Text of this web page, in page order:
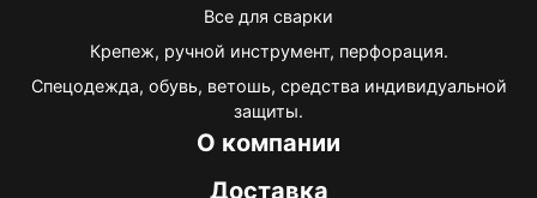
Все для сварки
Крепеж, ручной инструмент, перфорация.
Спецодежда, обувь, ветошь, средства индивидуальной
защиты.
О компании
Доставка